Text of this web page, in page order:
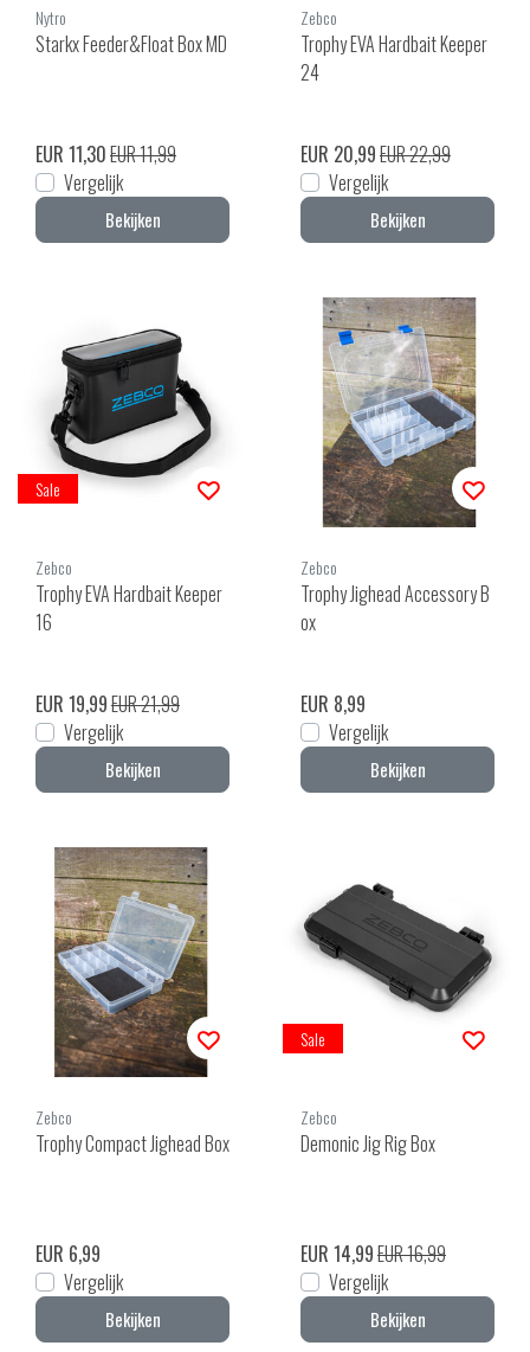
Nytro
Starkx Feeder&Float Box MD
EUR 11,30EUR 11,99
Vergelijk
Bekijken
Zebco
Trophy EVA Hardbait Keeper
24
EUR 20,99EUR 22,99
Vergelijk
Bekijken
Sale
Zebco
Trophy EVA Hardbait Keeper
16
EUR 19,99EUR 21,99
Vergelijk
Bekijken
Zebco
Trophy Jighead Accessory B
ox
EUR 8,99
Vergelijk
Bekijken
Zebco
Trophy Compact Jighead Box
EUR 6,99
Vergelijk
Bekijken
Sale
Zebco
Demonic Jig Rig Box
EUR 14,99EUR 16,99
Vergelijk
Bekijken